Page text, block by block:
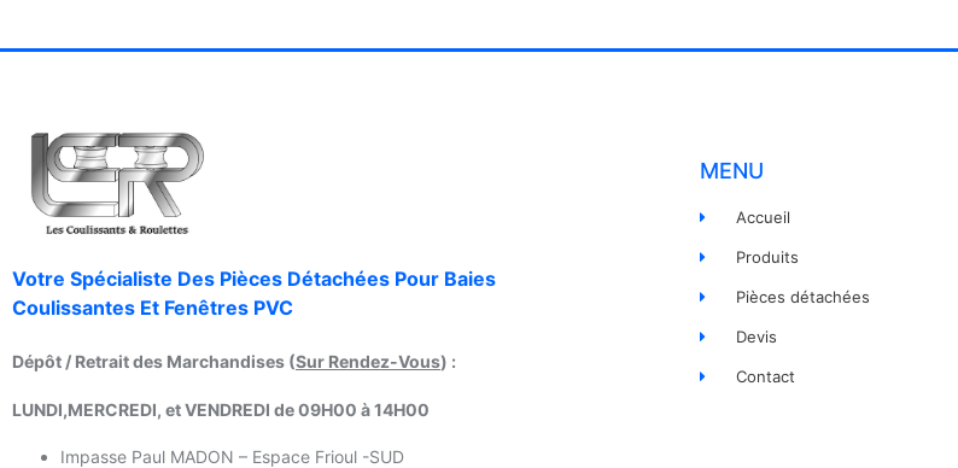
Votre Spécialiste Des Pièces Détachées Pour Baies
Coulissantes Et Fenêtres PVC
Dépôt / Retrait des Marchandises (Sur Rendez-Vous) :
LUNDI,MERCREDI, et VENDREDI de 09H00 à 14H00
Impasse Paul MADON – Espace Frioul -SUD
MENU
Accueil
Produits
Pièces détachées
Devis
Contact